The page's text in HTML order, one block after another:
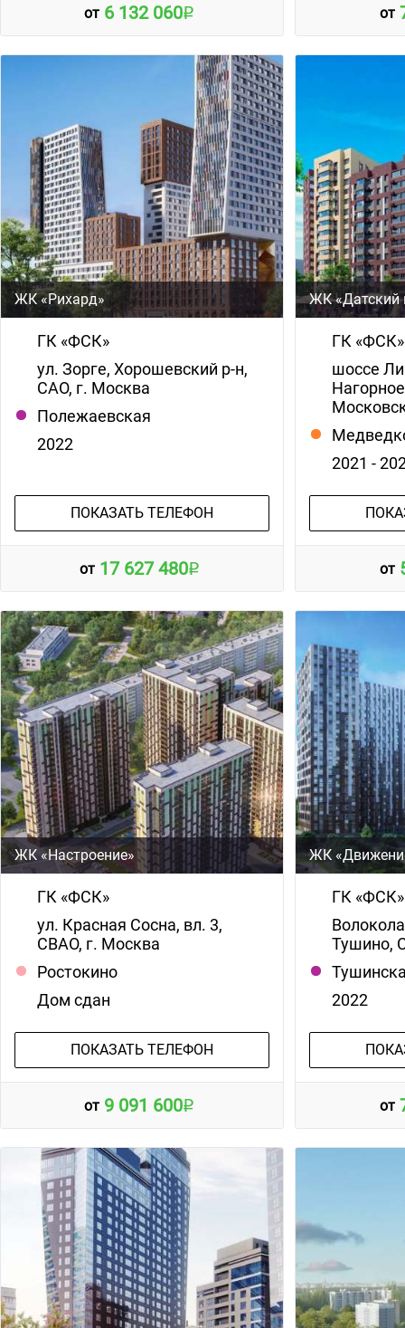
от 6 132 060 от
ЖК «Рихард»
ГК «ФСК»
ул. Зорге, Хорошевский р-н,
САО, г. Москва
Полежаевская
2022
ПОКАЗАТЬ ТЕЛЕФОН
от 17 627 480
ЖК «Датский
ГК «ФСК»
шоссе
2021 -
от
ЖК «Настроение»
ГК «ФСК»
ул. Красная Сосна, вл. 3,
СВАО, г. Москва
Ростокино
Дом сдан
ПОКАЗАТЬ ТЕЛЕФОН
от 9 091 600
ЖК
ГК «ФСК»
Тушино,
2022
от